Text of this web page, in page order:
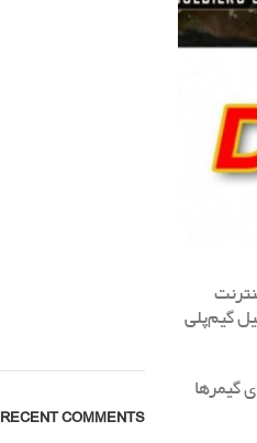
گیم‌پلی
گیمرها
RECENT COMMENTS